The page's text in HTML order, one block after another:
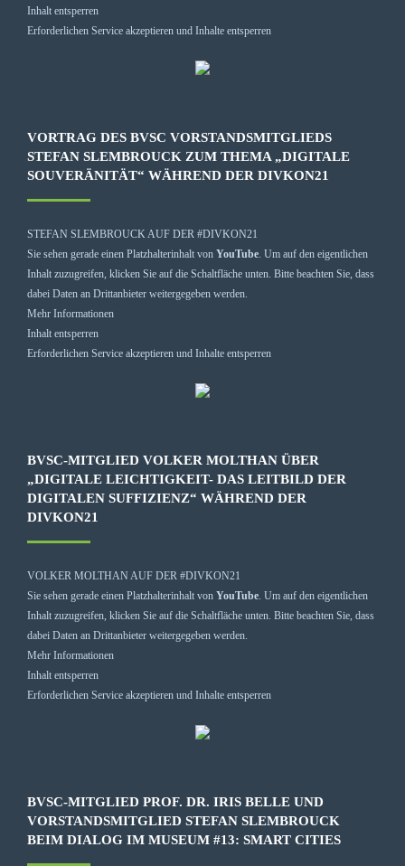
Inhalt entsperren
Erforderlichen Service akzeptieren und Inhalte entsperren
VORTRAG DES BVSC VORSTANDSMITGLIEDS
STEFAN SLEMBROUCK ZUM THEMA „DIGITALE
SOUVERÄNITÄT“ WÄHREND DER DIVKON21
STEFAN SLEMBROUCK AUF DER #DIVKON21
Sie sehen gerade einen Platzhalterinhalt von YouTube. Um auf den eigentlichen
Inhalt zuzugreifen, klicken Sie auf die Schaltfläche unten. Bitte beachten Sie, dass
dabei Daten an Drittanbieter weitergegeben werden.
Mehr Informationen
Inhalt entsperren
Erforderlichen Service akzeptieren und Inhalte entsperren
BVSC-MITGLIED VOLKER MOLTHAN ÜBER
„DIGITALE LEICHTIGKEIT- DAS LEITBILD DER
DIGITALEN SUFFIZIENZ“ WÄHREND DER
DIVKON21
VOLKER MOLTHAN AUF DER #DIVKON21
Sie sehen gerade einen Platzhalterinhalt von YouTube. Um auf den eigentlichen
Inhalt zuzugreifen, klicken Sie auf die Schaltfläche unten. Bitte beachten Sie, dass
dabei Daten an Drittanbieter weitergegeben werden.
Mehr Informationen
Inhalt entsperren
Erforderlichen Service akzeptieren und Inhalte entsperren
BVSC-MITGLIED PROF. DR. IRIS BELLE UND
VORSTANDSMITGLIED STEFAN SLEMBROUCK
BEIM DIALOG IM MUSEUM #13: SMART CITIES